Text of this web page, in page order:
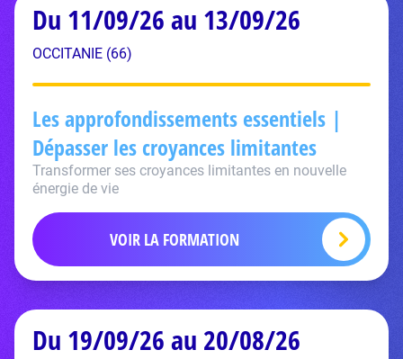
Du 11/09/26 au 13/09/26
OCCITANIE (66)
Les approfondissements essentiels |
Dépasser les croyances limitantes
Transformer ses croyances limitantes en nouvelle
énergie de vie
VOIR LA FORMATION
Du 19/09/26 au 20/08/26